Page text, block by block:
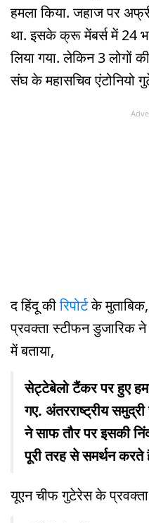
हमला किया. जहाज पर
था. इसके क्रू मेंबर्स में 24
लिया गया. लेकिन 3 लोगों
संघ के महासचिव एंटोनियो
द हिंदू कीरिपोर्टके मुताबिक,
प्रवक्ता स्टीफन डुजारिक
में बताया,
सेट्टेबेलो टैंकर पर हुए
गए. अंतरराष्ट्रीय
ने साफ तौर पर इसकी
पूरी तरह से समर्थन करते
यूएन चीफ गुटेरेस के